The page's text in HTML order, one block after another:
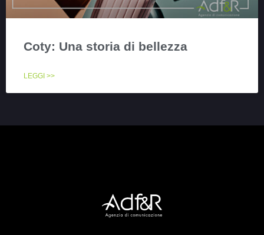
Coty: Una storia di bellezza
LEGGI >>